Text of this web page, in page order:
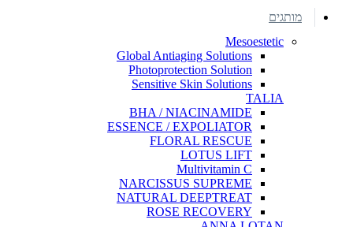
מותגים
Mesoestetic
Global Antiaging Solutions
Photoprotection Solution
Sensitive Skin Solutions
TALIA
BHA / NIACINAMIDE
ESSENCE / EXPOLIATOR
FLORAL RESCUE
LOTUS LIFT
Multivitamin C
NARCISSUS SUPREME
NATURAL DEEPTREAT
ROSE RECOVERY